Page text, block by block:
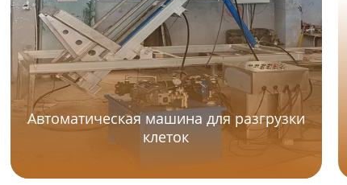
Автоматическая машина для разгрузки
клеток